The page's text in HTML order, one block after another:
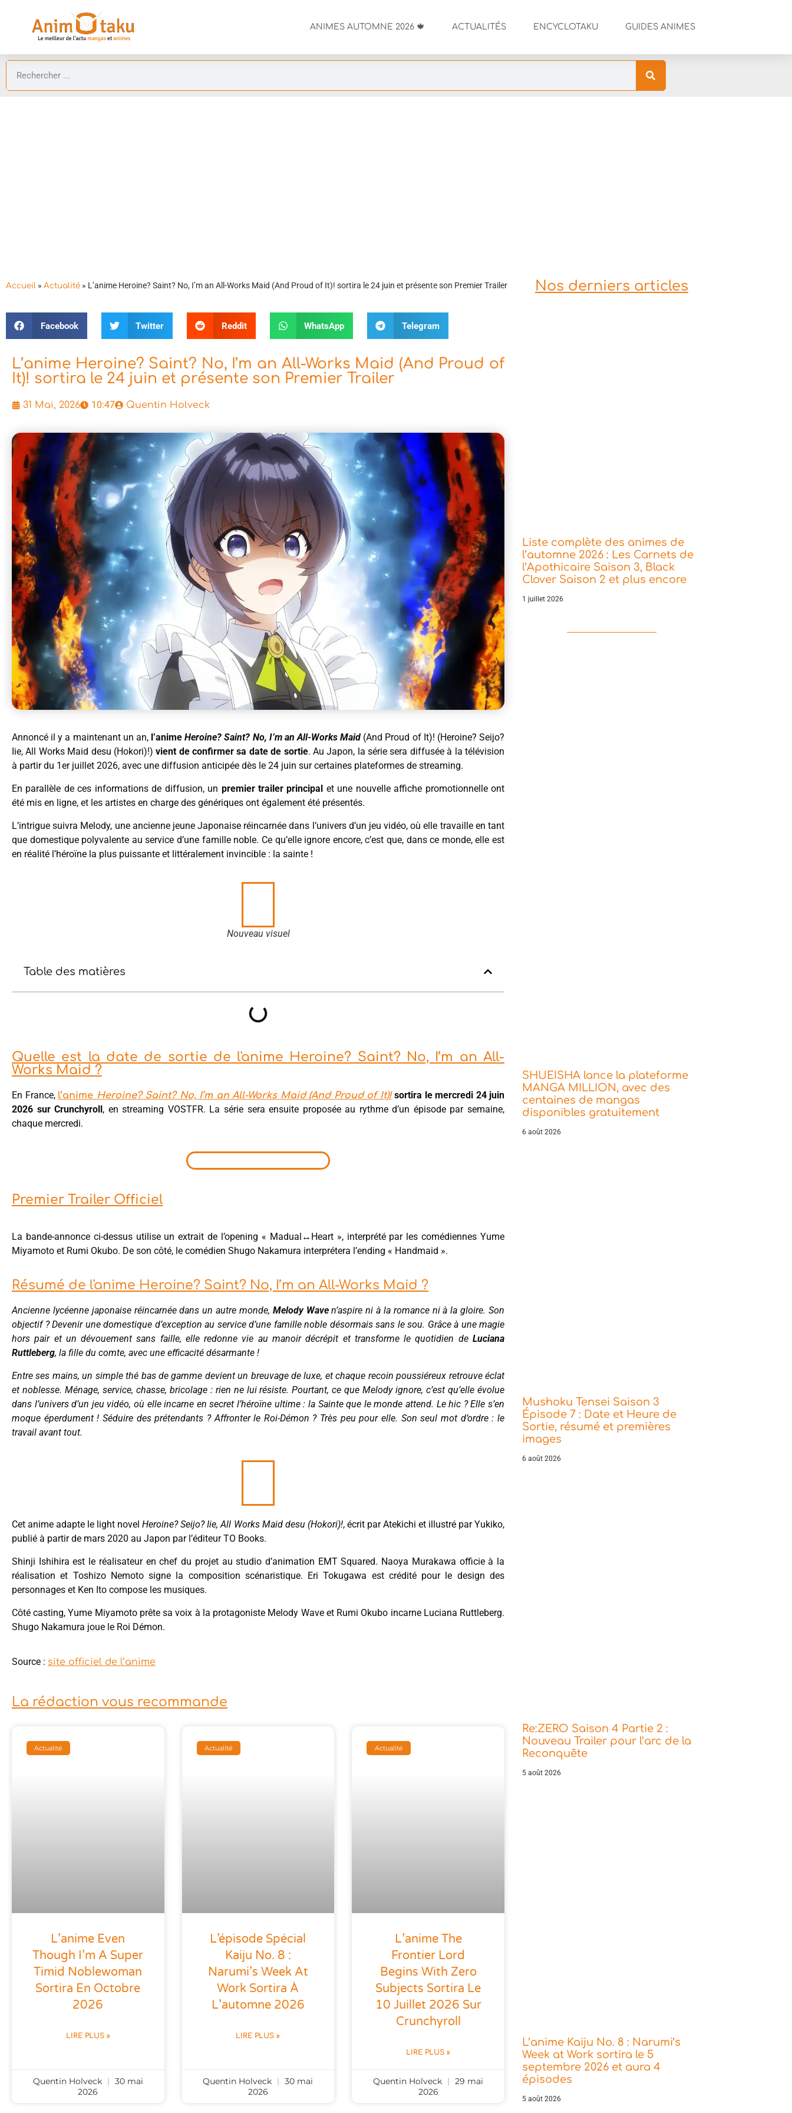
ANIMES AUTOMNE 2026 🍁 ACTUALITÉS ENCYCLOTAKU GUIDES ANIMES
Accueil » Actualité » L’anime Heroine? Saint? No, I’m an All-Works Maid (And Proud of It)! sortira le 24 juin et présente son Premier Trailer
Facebook Twitter Reddit WhatsApp Telegram
L’anime Heroine? Saint? No, I’m an All-Works Maid (And Proud of
It)! sortira le 24 juin et présente son Premier Trailer
31 Mai, 2026 10:47 Quentin Holveck
Annoncé il y a maintenant un an, l’animeHeroine? Saint? No, I’m an All-Works Maid (And Proud of It)! (Heroine? Seijo?
Iie, All Works Maid desu (Hokori)!)vient de confirmer sa date de sortie. Au Japon, la série sera diffusée à la télévision
à partir du 1er juillet 2026, avec une diffusion anticipée dès le 24 juin sur certaines plateformes de streaming.
En parallèle de ces informations de diffusion, un premier trailer principal et une nouvelle affiche promotionnelle ont
été mis en ligne, et les artistes en charge des génériques ont également été présentés.
L’intrigue suivra Melody, une ancienne jeune Japonaise réincarnée dans l’univers d’un jeu vidéo, où elle travaille en tant
que domestique polyvalente au service d’une famille noble. Ce qu’elle ignore encore, c’est que, dans ce monde, elle est
en réalité l’héroïne la plus puissante et littéralement invincible : la sainte !
Nouveau visuel
Table des matières
Quelle est la date de sortie de l'anime Heroine? Saint? No, I’m an All-
Works Maid ?
En France, l’anime Heroine? Saint? No, I’m an All-Works Maid (And Proud of It)!sortira le mercredi 24 juin
2026 sur Crunchyroll, en streaming VOSTFR. La série sera ensuite proposée au rythme d’un épisode par semaine,
chaque mercredi.
Premier Trailer Officiel
La bande-annonce ci-dessus utilise un extrait de l’opening « Madual↔Heart », interprété par les comédiennes Yume
Miyamoto et Rumi Okubo. De son côté, le comédien Shugo Nakamura interprétera l’ending « Handmaid ».
Résumé de l'anime Heroine? Saint? No, I’m an All-Works Maid ?
Ancienne lycéenne japonaise réincarnée dans un autre monde, Melody Waven’aspire ni à la romance ni à la gloire. Son
objectif ? Devenir une domestique d’exception au service d’une famille noble désormais sans le sou. Grâce à une magie
hors pair et un dévouement sans faille, elle redonne vie au manoir décrépit et transforme le quotidien de Luciana
Ruttleberg, la fille du comte, avec une efficacité désarmante !
Entre ses mains, un simple thé bas de gamme devient un breuvage de luxe, et chaque recoin poussiéreux retrouve éclat
et noblesse. Ménage, service, chasse, bricolage : rien ne lui résiste. Pourtant, ce que Melody ignore, c’est qu’elle évolue
dans l’univers d’un jeu vidéo, où elle incarne en secret l’héroïne ultime : la Sainte que le monde attend. Le hic ? Elle s’en
moque éperdument ! Séduire des prétendants ? Affronter le Roi-Démon ? Très peu pour elle. Son seul mot d’ordre : le
travail avant tout.
Cet anime adapte le light novelHeroine? Seijo? Iie, All Works Maid desu (Hokori)!, écrit par Atekichi et illustré par Yukiko,
publié à partir de mars 2020 au Japon par l’éditeur TO Books.
Shinji Ishihira est le réalisateur en chef du projet au studio d’animation EMT Squared. Naoya Murakawa officie à la
réalisation et Toshizo Nemoto signe la composition scénaristique. Eri Tokugawa est crédité pour le design des
personnages et Ken Ito compose les musiques.
Côté casting, Yume Miyamoto prête sa voix à la protagoniste Melody Wave et Rumi Okubo incarne Luciana Ruttleberg.
Shugo Nakamura joue le Roi Démon.
Source : site officiel de l’anime
La rédaction vous recommande
Actualité
L’anime Even
Though I’m A Super
Timid Noblewoman
Sortira En Octobre
2026
LIRE PLUS »
Quentin Holveck
30 mai
2026
Actualité
L’épisode Spécial
Kaiju No. 8 :
Narumi’s Week At
Work Sortira À
L’automne 2026
LIRE PLUS »
Quentin Holveck
30 mai
2026
Actualité
L’anime The
Frontier Lord
Begins With Zero
Subjects Sortira Le
10 Juillet 2026 Sur
Crunchyroll
LIRE PLUS »
Quentin Holveck
29 mai
2026
Nos derniers articles
Liste complète des animes de
l’automne 2026 : Les Carnets de
l’Apothicaire Saison 3, Black
Clover Saison 2 et plus encore
1 juillet 2026
SHUEISHA lance la plateforme
MANGA MILLION, avec des
centaines de mangas
disponibles gratuitement
6 août 2026
Mushoku Tensei Saison 3
Épisode 7 : Date et Heure de
Sortie, résumé et premières
images
6 août 2026
Re:ZERO Saison 4 Partie 2 :
Nouveau Trailer pour l’arc de la
Reconquête
5 août 2026
L’anime Kaiju No. 8 : Narumi’s
Week at Work sortira le 5
septembre 2026 et aura 4
épisodes
5 août 2026